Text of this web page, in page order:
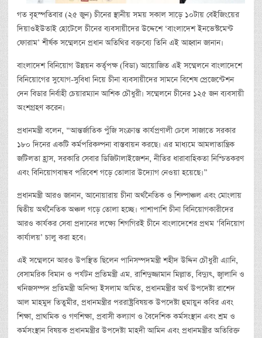
গত বৃহস্পতিবার (২৫ জুন) চীনের স্থানীয় সময় সকাল সাড়ে ১০টায় বেইজিংয়ের
দিয়াওইউতাই হোটেলে চীনের ব্যবসায়ীদের উদ্দেশে ‘বাংলাদেশ ইনভেস্টমেন্ট
ফোরাম’ শীর্ষক সম্মেলনে প্রধান অতিথির বক্তব্যে তিনি এই আহ্বান জানান।
বাংলাদেশ বিনিয়োগ উন্নয়ন কর্তৃপক্ষ (বিডা) আয়োজিত এই সম্মেলনে বাংলাদেশে
বিনিয়োগের সুযোগ-সুবিধা নিয়ে চীনা ব্যবসায়ীদের সামনে বিশেষ প্রেজেন্টেশন
দেন বিডার নির্বাহী চেয়ারম্যান আশিক চৌধুরী। সম্মেলনে চীনের ১২৫ জন ব্যবসায়ী
অংশগ্রহণ করেন।
প্রধানমন্ত্রী বলেন, “আন্তর্জাতিক পুঁজি সংক্রান্ত কার্যপ্রণালী ঢেলে সাজাতে সরকার
১৮০ দিনের একটি কর্মপরিকল্পনা বাস্তবায়ন করছে। এর মাধ্যমে আমলাতান্ত্রিক
জটিলতা হ্রাস, সরকারি সেবার ডিজিটালাইজেশন, নীতির ধারাবাহিকতা নিশ্চিতকরণ
এবং বিনিয়োগবান্ধব পরিবেশ গড়ে তোলার উদ্যোগ নেওয়া হয়েছে।”
প্রধানমন্ত্রী আরও জানান, আনোয়ারায় চীনা অর্থনৈতিক ও শিল্পাঞ্চল এবং মোংলায়
দ্বিতীয় অর্থনৈতিক অঞ্চল গড়ে তোলা হচ্ছে। পাশাপাশি চীনা বিনিয়োগকারীদের
আরও কার্যকর সেবা প্রদানের লক্ষ্যে শিগগিরই চীনে বাংলাদেশের প্রথম ‘বিনিয়োগ
কার্যালয়’ চালু করা হবে।
এই সম্মেলনে আরও উপস্থিত ছিলেন পানিসম্পদমন্ত্রী শহীদ উদ্দিন চৌধুরী এ্যানি,
বেসামরিক বিমান ও পর্যটন প্রতিমন্ত্রী এম. রাশিদুজ্জামান মিল্লাত, বিদ্যুৎ, জ্বালানি ও
খনিজসম্পদ প্রতিমন্ত্রী অনিন্দ্য ইসলাম অমিত, প্রধানমন্ত্রীর অর্থ উপদেষ্টা রাশেদ
আল মাহমুদ তিতুমীর, প্রধানমন্ত্রীর পররাষ্ট্রবিষয়ক উপদেষ্টা হুমায়ুন কবির এবং
শিক্ষা, প্রাথমিক ও গণশিক্ষা, প্রবাসী কল্যাণ ও বৈদেশিক কর্মসংস্থান এবং শ্রম ও
কর্মসংস্থান বিষয়ক প্রধানমন্ত্রীর উপদেষ্টা মাহদী আমিন এবং প্রধানমন্ত্রীর অতিরিক্ত